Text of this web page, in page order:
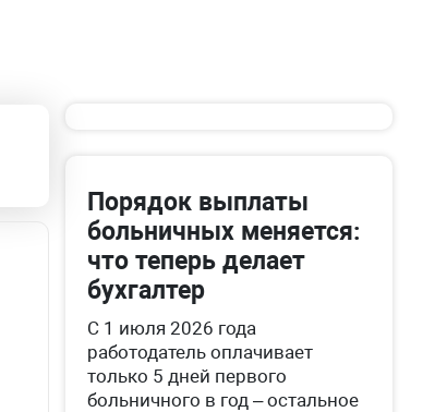
Порядок выплаты
больничных меняется:
что теперь делает
бухгалтер
С 1 июля 2026 года
работодатель оплачивает
только 5 дней первого
больничного в год – остальное